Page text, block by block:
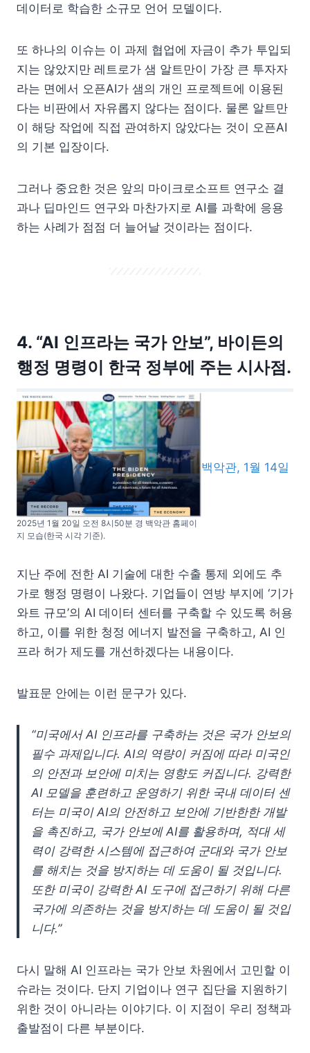
데이터로 학습한 소규모 언어 모델이다.
또 하나의 이슈는 이 과제 협업에 자금이 추가 투입되
지는 않았지만 레트로가 샘 알트만이 가장 큰 투자자
라는 면에서 오픈AI가 샘의 개인 프로젝트에 이용된
다는 비판에서 자유롭지 않다는 점이다. 물론 알트만
이 해당 작업에 직접 관여하지 않았다는 것이 오픈AI
의 기본 입장이다.
그러나 중요한 것은 앞의 마이크로소프트 연구소 결
과나 딥마인드 연구와 마찬가지로 AI를 과학에 응용
하는 사례가 점점 더 늘어날 것이라는 점이다.
4. “AI 인프라는 국가 안보”, 바이든의
행정 명령이 한국 정부에 주는 시사점.
2025년 1월 20일 오전 8시50분 경 백악관 홈페이
지 모습(한국 시각 기준).
백악관, 1월 14일
지난 주에 전한 AI 기술에 대한 수출 통제 외에도 추
가로 행정 명령이 나왔다. 기업들이 연방 부지에 ‘기가
와트 규모’의 AI 데이터 센터를 구축할 수 있도록 허용
하고, 이를 위한 청정 에너지 발전을 구축하고, AI 인
프라 허가 제도를 개선하겠다는 내용이다.
발표문 안에는 이런 문구가 있다.
“미국에서 AI 인프라를 구축하는 것은 국가 안보의
필수 과제입니다. AI의 역량이 커짐에 따라 미국인
의 안전과 보안에 미치는 영향도 커집니다. 강력한
AI 모델을 훈련하고 운영하기 위한 국내 데이터 센
터는 미국이 AI의 안전하고 보안에 기반한한 개발
을 촉진하고, 국가 안보에 AI를 활용하며, 적대 세
력이 강력한 시스템에 접근하여 군대와 국가 안보
를 해치는 것을 방지하는 데 도움이 될 것입니다.
또한 미국이 강력한 AI 도구에 접근하기 위해 다른
국가에 의존하는 것을 방지하는 데 도움이 될 것입
니다.”
다시 말해 AI 인프라는 국가 안보 차원에서 고민할 이
슈라는 것이다. 단지 기업이나 연구 집단을 지원하기
위한 것이 아니라는 이야기다. 이 지점이 우리 정책과
출발점이 다른 부분이다.